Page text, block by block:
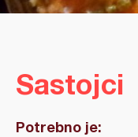
Sastojci
Potrebno je: